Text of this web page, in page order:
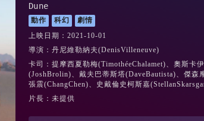
Dune
動作 科幻
劇情
上映日期：2021-10-01
導演：丹尼維勒納夫(DenisVilleneuve)
卡司：提摩西夏勒梅(TimothéeChalamet)、奧斯卡
(JoshBrolin)、戴夫巴蒂斯塔(DaveBautista)、傑森
張震(ChangChen)、史戴倫史柯斯嘉
片長：未提供